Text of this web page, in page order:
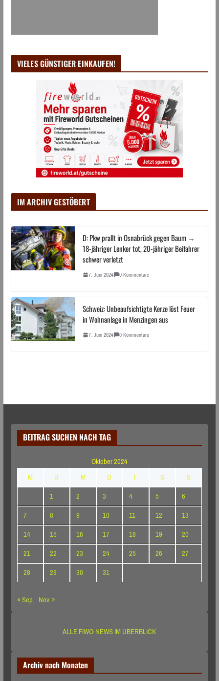
VIELES GÜNSTIGER EINKAUFEN!
IM ARCHIV GESTÖBERT
D: Pkw prallt in Osnabrück gegen Baum →
18-jähriger Lenker tot, 20-jähriger Beifahrer
schwer verletzt
7. Juni 2024 0 Kommentare
Schweiz: Unbeaufsichtigte Kerze löst Feuer
in Wohnanlage in Menzingen aus
7. Juni 2024 0 Kommentare
BEITRAG SUCHEN NACH TAG
Oktober 2024
M
D M D F S
S
1
2 3 4 5
6
7
8 9 10 11 12
13
14
15 16 17 18 19
20
21
22 23 24 25 26
27
28
29 30
31
« Sep. Nov. »
ALLE FIWO-NEWS IM ÜBERBLICK
Archiv nach Monaten